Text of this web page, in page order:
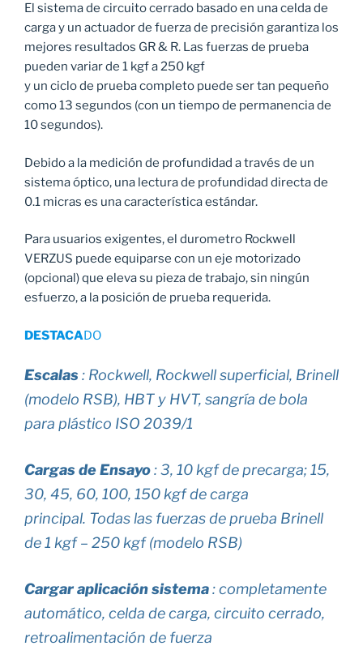
El sistema de circuito cerrado basado en una celda de
carga y un actuador de fuerza de precisión garantiza los
mejores resultados GR & R. Las fuerzas de prueba
pueden variar de 1 kgf a 250 kgf
y un ciclo de prueba completo puede ser tan pequeño
como 13 segundos (con un tiempo de permanencia de
10 segundos).
Debido a la medición de profundidad a través de un
sistema óptico, una lectura de profundidad directa de
0.1 micras es una característica estándar.
Para usuarios exigentes, el durometro Rockwell
VERZUS puede equiparse con un eje motorizado
(opcional) que eleva su pieza de trabajo, sin ningún
esfuerzo, a la posición de prueba requerida.
DESTACADO
Escalas : Rockwell, Rockwell superficial, Brinell
(modelo RSB), HBT y HVT, sangría de bola
para plástico ISO 2039/1
Cargas de Ensayo: 3, 10 kgf de precarga; 15,
30, 45, 60, 100, 150 kgf de carga
principal. Todas las fuerzas de prueba Brinell
de 1 kgf – 250 kgf (modelo RSB)
Cargar aplicación sistema: completamente
automático, celda de carga, circuito cerrado,
retroalimentación de fuerza